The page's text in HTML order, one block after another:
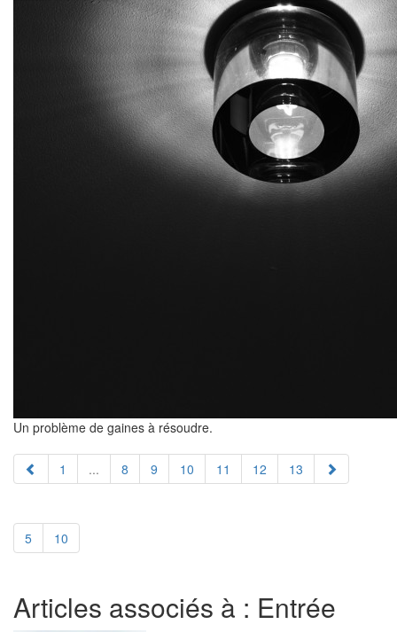
Un problème de gaines à résoudre.
1 ... 8 9 10 11 12 13
5 10
Articles associés à : Entrée